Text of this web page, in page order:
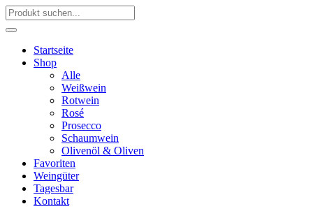
Startseite
Shop
Alle
Weißwein
Rotwein
Rosé
Prosecco
Schaumwein
Olivenöl & Oliven
Favoriten
Weingüter
Tagesbar
Kontakt